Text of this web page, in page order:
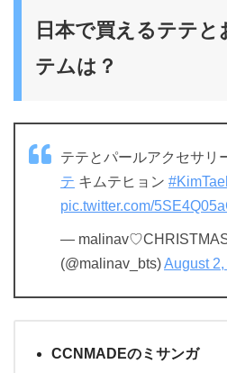
日本で買えるテテ
テムは？
テテとパールアクセサリ
テ キムテヒョン
pic.twitter.com/
—
(@malinav_bts)August 2,
CCNMADEのミサンガ